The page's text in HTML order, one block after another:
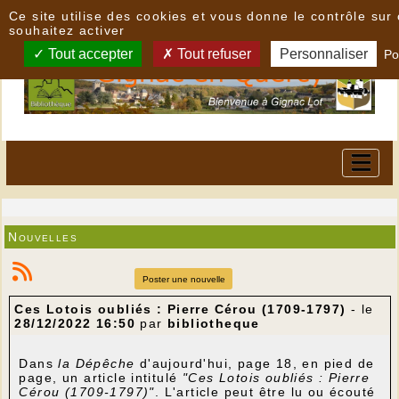
Nouvelles
Poster une nouvelle
Ces Lotois oubliés : Pierre Cérou (1709-1797) - le
28/12/2022 16:50 par bibliotheque
Dansla Dépêche d'aujourd'hui, page 18, en pied de
page, un article intitulé "Ces Lotois oubliés : Pierre
Cérou (1709-1797)". L'article peut être lu ou écouté
Ce site utilise des cookies et vous donne le contrôle sur
souhaitez activer
Tout accepter Tout refuser Personnaliser